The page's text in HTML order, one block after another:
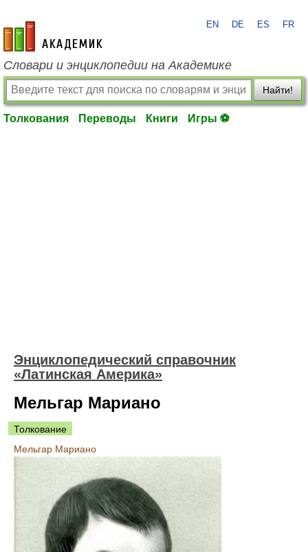
academic.ru
EN DE ES FR
Словари и энциклопедии на Академике
Найти!
Толкования Переводы Книги Игры ⚽
Энциклопедический справочник
«Латинская Америка»
Мельгар Мариано
Толкование
Мельгар Мариано